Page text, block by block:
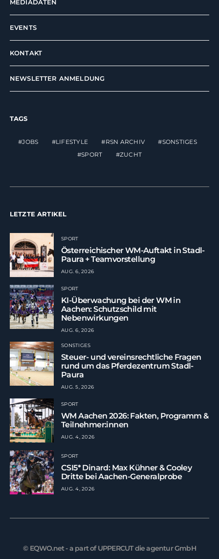
MEDIADATEN
EVENTS
KONTAKT
NEWSLETTER ANMELDUNG
TAGS
JOBS LIFESTYLE RSN ARCHIV
SONSTIGES
SPORT
ZUCHT
LETZTE ARTIKEL
SPORT
Österreichischer WM-Auftakt in Stadl-
Paura + Teamvorstellung
AUG. 6, 2026
SPORT
KI-Überwachung bei der WM in
Aachen: Schutzschild mit
Nebenwirkungen
AUG. 6, 2026
SONSTIGES
Steuer- und vereinsrechtliche Fragen
rund um das Pferdezentrum Stadl-
Paura
AUG. 5, 2026
SPORT
WM Aachen 2026: Fakten, Programm &
Teilnehmer:innen
AUG. 4, 2026
SPORT
CSI5* Dinard: Max Kühner & Cooley
Dritte bei Aachen-Generalprobe
AUG. 4, 2026
© EQWO.net - a part of UPPERCUT die agentur GmbH